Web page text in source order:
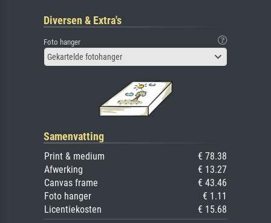
Diversen & Extra's
Foto hanger
Gekartelde fotohanger
Samenvatting
Print & medium
€ 78.38
Afwerking
€ 13.27
Canvas frame
€ 43.46
Foto hanger
€ 1.11
Licentiekosten
€ 15.68